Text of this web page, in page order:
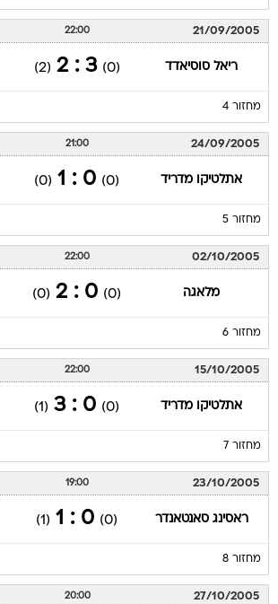
21/09/2005
22:00
ריאל סוסיאדד (0)
3 : 2
(2)
מחזור 4
24/09/2005
21:00
אתלטיקו מדריד (0)
0 : 1
(0)
מחזור 5
02/10/2005
22:00
מלאגה (0)
0 : 2
(0)
מחזור 6
15/10/2005
22:00
אתלטיקו מדריד (0)
0 : 3
(1)
מחזור 7
23/10/2005
19:00
ראסינג סאנטאנדר (0)
0 : 1
(1)
מחזור 8
27/10/2005
20:00